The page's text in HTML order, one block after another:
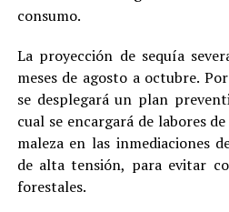
consumo.
La proyección de sequía
meses de agosto a octubre.
se desplegará un plan
cual se encargará de labores
maleza en las inmediaciones
de alta tensión, para evitar
forestales.